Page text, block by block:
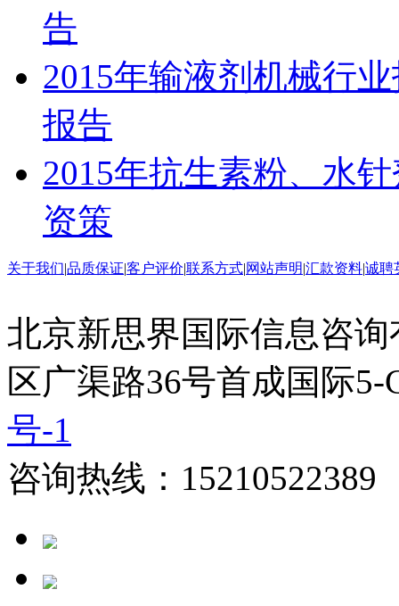
告
2015年输液剂机械行
报告
2015年抗生素粉、水
资策
关于我们|品质保证|客户评价|联系方式|网站声明|汇款资料|诚聘
北京新思界国际信息咨
区广渠路36号首成国际
号-1
咨询热线：